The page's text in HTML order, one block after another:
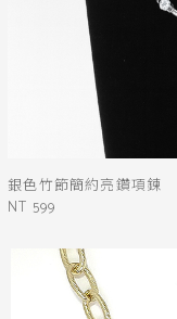
銀色竹節簡約亮鑽項鍊
NT 599